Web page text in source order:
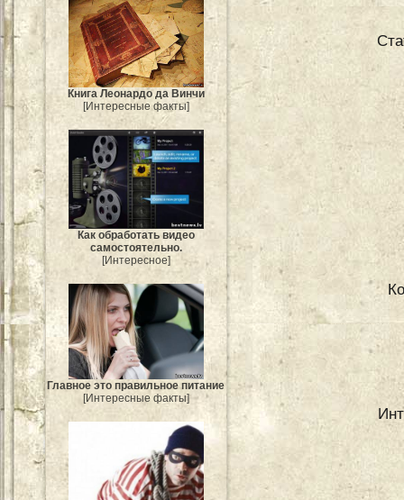
Книга Леонардо да Винчи
[Интересные факты]
Как обработать видео
самостоятельно.
[Интересное]
Главное это правильное питание
[Интересные факты]